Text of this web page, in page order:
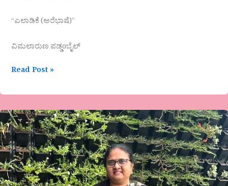
“ಎಲಾಡಿಕೆ (ಅರೆಭಾಷೆ)”
ವಿಮಲಾರುಣ ಪಡ್ಡoಬೈಲ್
Read Post »
ಪ್ರಭಾ
ಅಶೋಕ
ಪಾಟೀಲ-
ಇವರೇಕೆ
ಹೀಗೆ?